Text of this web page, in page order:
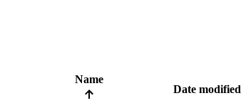
Name
Date modified